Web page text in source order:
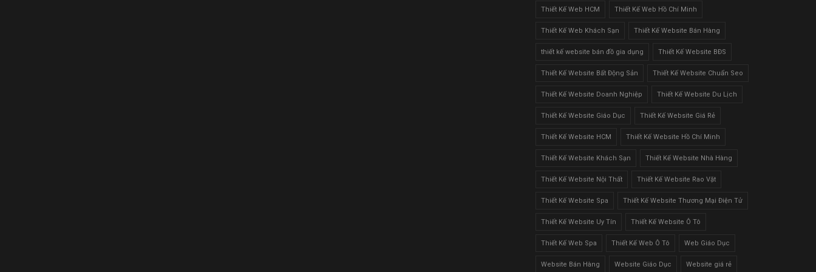
Thiết Kế Web HCM Thiết Kế Web Hồ Chí Minh
Thiết Kế Web Khách Sạn Thiết Kế Website Bán Hàng
thiết kế website bán đồ gia dụng Thiết Kế Website BĐS
Thiết Kế Website Bất Động Sản Thiết Kế Website Chuẩn Seo
Thiết Kế Website Doanh Nghiệp Thiết Kế Website Du Lịch
Thiết Kế Website Giáo Dục Thiết Kế Website Giá Rẻ
Thiết Kế Website HCM Thiết Kế Website Hồ Chí Minh
Thiết Kế Website Khách Sạn Thiết Kế Website Nhà Hàng
Thiết Kế Website Nội Thất Thiết Kế Website Rao Vặt
Thiết Kế Website Spa Thiết Kế Website Thương Mại Điện Tử
Thiết Kế Website Uy Tín Thiết Kế Website Ô Tô
Thiết Kế Web Spa Thiết Kế Web Ô Tô Web Giáo Dục
Website Bán Hàng Website Giáo Dục Website giá rẻ